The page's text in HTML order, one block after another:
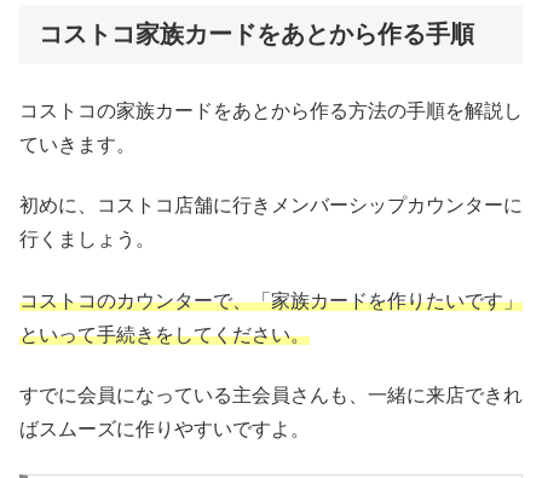
コストコ家族カードをあとから作る手順
コストコの家族カードをあとから作る方法の手順を解説し
ていきます。
初めに、コストコ店舗に行きメンバーシップカウンターに
行くましょう。
コストコのカウンターで、「家族カードを作りたいです」
といって手続きをしてください。
すでに会員になっている主会員さんも、一緒に来店できれ
ばスムーズに作りやすいですよ。